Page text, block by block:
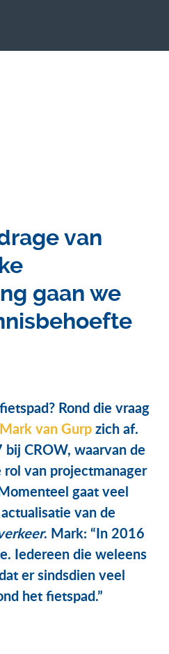
van
gaan we
Rond die vraag
Mark van Gurpzich af.
CROW, waarvan de
van projectmanager
gaat veel
van de
. Mark: “In 2016
Iedereen die weleens
er sindsdien veel
het fietspad.”